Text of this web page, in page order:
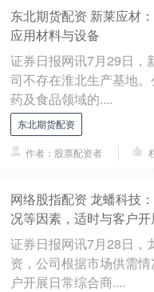
东北期货配资 新莱应材
应用材料与设备
证券日报网讯7月29日，
司不存在淮北生产基地
药及食品领域的....
东北期货配资
作者：股票配资者
网络股指配资 龙蟠科技
况等因素，适时与客户
证券日报网讯7月28日，
资，公司根据市场供需
户开展日常综合商....